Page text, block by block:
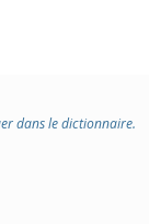
dans le dictionnaire.